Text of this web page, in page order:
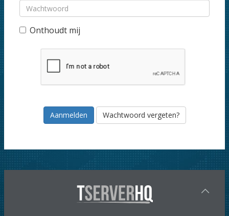
Onthoudt mij
Wachtwoord vergeten?